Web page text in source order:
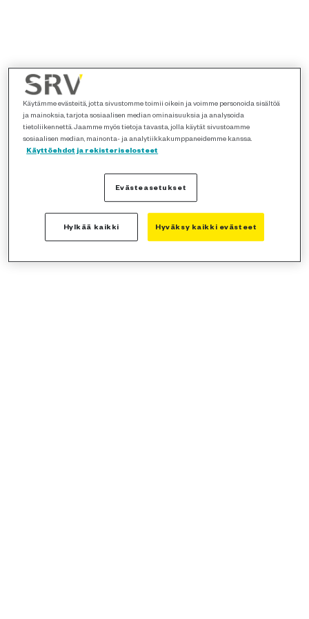
Käytämme evästeitä, jotta sivustomme toimii oikein ja voimme personoida sisältöä
ja mainoksia, tarjota sosiaalisen median ominaisuuksia ja analysoida
tietoliikennettä. Jaamme myös tietoja tavasta, jolla käytät sivustoamme
sosiaalisen median, mainonta- ja analytiikkakumppaneidemme kanssa.
Käyttöehdot ja rekisteriselosteet
Evästeasetukset
Hylkää kaikki Hyväksy kaikki evästeet